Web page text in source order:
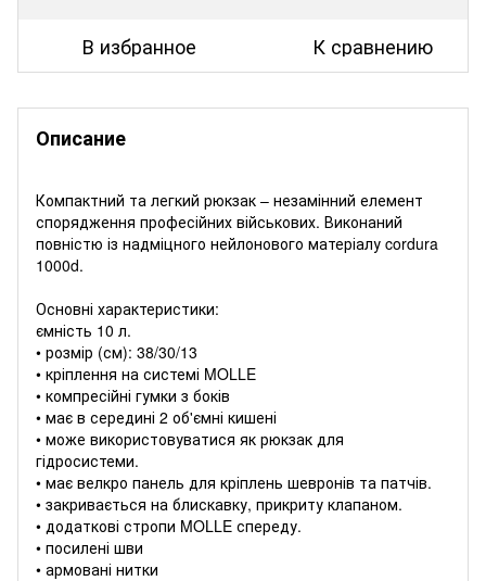
В избранное К сравнению
Описание
Компактний та легкий рюкзак – незамінний елемент
спорядження професійних військових. Виконаний
повністю із надміцного нейлонового матеріалу cordura
1000d.
Основні характеристики:
ємність 10 л.
• розмір (см): 38/30/13
• кріплення на системі MOLLE
• компресійні гумки з боків
• має в середині 2 об'ємні кишені
• може використовуватися як рюкзак для
гідросистеми.
• має велкро панель для кріплень шевронів та патчів.
• закривається на блискавку, прикриту клапаном.
• додаткові стропи MOLLE спереду.
• посилені шви
• армовані нитки